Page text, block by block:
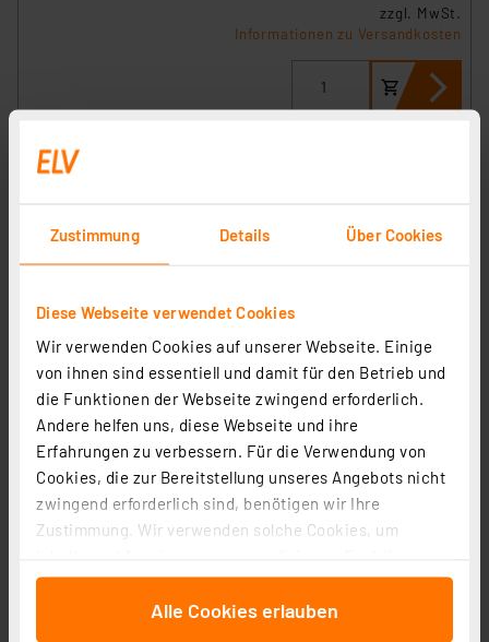
Zustimmung Details Über Cookies
Diese Webseite verwendet Cookies
Wir verwenden Cookies auf unserer Webseite. Einige
von ihnen sind essentiell und damit für den Betrieb und
die Funktionen der Webseite zwingend erforderlich.
Andere helfen uns, diese Webseite und ihre
Erfahrungen zu verbessern. Für die Verwendung von
Cookies, die zur Bereitstellung unseres Angebots nicht
zwingend erforderlich sind, benötigen wir Ihre
Zustimmung. Wir verwenden solche Cookies, um
für soziale Medien anbieten zu können und die Zugriffe
auf unsere Website zu analysieren. Außerdem geben
Alle Cookies erlauben
zzgl. MwSt.
Informationen zu Versandkosten
dnt Funk-Raumklimastation RoomLogg PRO, 868 MHz,
inkl. 5 Zusatz-Thermo-Hygrosensoren und PC-Software
Artikel-Nr. 250953
2 (4)
134.32 CHF
Informationen zu Versandkosten